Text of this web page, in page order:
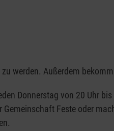
werden. Außerdem
Donnerstag von 20 Uhr
Feste oder